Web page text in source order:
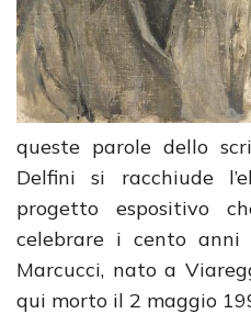
queste parole dello
Delfini si racchiude
progetto espositivo
celebrare i cento
Marcucci, nato a
qui morto il 2 maggio